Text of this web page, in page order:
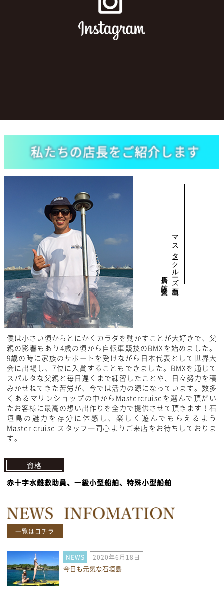
マスタークルーズ石垣島
店長 佐藤 聖大
僕は小さい頃からとにかくカラダを動かすことが大好きで、父
親の影響もあり4歳の頃から自転車競技のBMXを始めました。
9歳の時に家族のサポートを受けながら日本代表として世界大
会に出場し、7位に入賞することもできました。BMXを通じて
スパルタな父親と毎日遅くまで練習したことや、日々努力を積
みかせねてきた苦労が、今では活力の源になっています。数多
くあるマリンショップの中からMastercruiseを選んで頂だい
たお客様に最高の想い出作りを全力で提供させて頂きます！石
垣島の魅力を存分に体感し、楽しく遊んでもらえるよう
Master cruise スタッフ一同心よりご来店をお待ちしておりま
す。
資格
赤十字水難救助員、一級小型船舶、特殊小型船舶
一覧はコチラ
NEWS 2020年6月18日
今日も元気な石垣島